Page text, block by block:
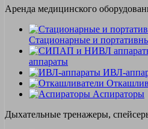
Аренда медицинского
Стационарные и
аппараты
ИВЛ-
Аспираторы
Дыхательные тренажеры,